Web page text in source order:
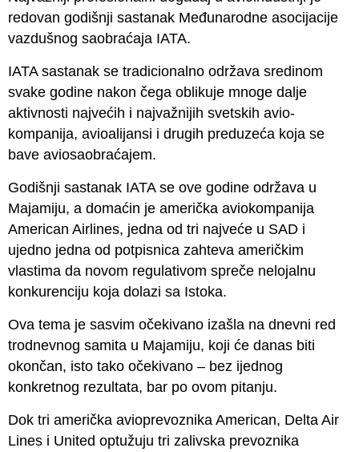
redovan godišnji sastanak Međunarodne asocijacije
vazdušnog saobraćaja IATA.
IATA sastanak se tradicionalno održava sredinom
svake godine nakon čega oblikuje mnoge dalje
aktivnosti najvećih i najvažnijih svetskih avio-
kompanija, avioalijansi i drugih preduzeća koja se
bave aviosaobraćajem.
Godišnji sastanak IATA se ove godine održava u
Majamiju, a domaćin je američka aviokompanija
American Airlines, jedna od tri najveće u SAD i
ujedno jedna od potpisnica zahteva američkim
vlastima da novom regulativom spreče nelojalnu
konkurenciju koja dolazi sa Istoka.
Ova tema je sasvim očekivano izašla na dnevni red
trodnevnog samita u Majamiju, koji će danas biti
okončan, isto tako očekivano – bez ijednog
konkretnog rezultata, bar po ovom pitanju.
Dok tri američka avioprevoznika American, Delta Air
Lines i United optužuju tri zalivska prevoznika